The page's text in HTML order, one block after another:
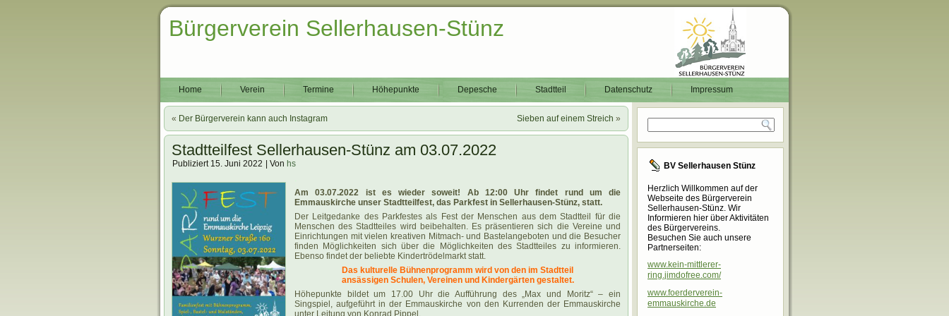
Bürgerverein Sellerhausen-Stünz
Home Verein Termine Höhepunkte Depesche Stadtteil Datenschutz Impressum
« Der Bürgerverein kann auch Instagram Sieben auf einem Streich »
Stadtteilfest Sellerhausen-Stünz am 03.07.2022
Publiziert 15. Juni 2022 Von hs
Am 03.07.2022 ist es wieder soweit! Ab 12:00 Uhr findet rund um die
Emmauskirche unser Stadtteilfest, das Parkfest in Sellerhausen-Stünz, statt.
Der Leitgedanke des Parkfestes als Fest der Menschen aus dem Stadtteil für die
Menschen des Stadtteiles wird beibehalten. Es präsentieren sich die Vereine und
Einrichtungen mit vielen kreativen Mitmach- und Bastelangeboten und die Besucher
finden Möglichkeiten sich über die Möglichkeiten des Stadtteiles zu informieren.
Ebenso findet der beliebte Kindertrödelmarkt statt.
Das kulturelle Bühnenprogramm wird von den im Stadtteil
ansässigen Schulen, Vereinen und Kindergärten gestaltet.
Höhepunkte bildet um 17.00 Uhr die Aufführung des „Max und Moritz“ – ein
Singspiel, aufgeführt in der Emmauskirche von den Kurrenden der Emmauskirche
unter Leitung von Konrad Pippel.
BV Sellerhausen Stünz
Herzlich Willkommen auf der
Webseite des Bürgerverein
Sellerhausen-Stünz. Wir
Informieren hier über Aktivitäten
des Bürgervereins.
Besuchen Sie auch unsere
Partnerseiten:
www.kein-mittlerer-
ring.jimdofree.com/
www.foerderverein-
emmauskirche.de